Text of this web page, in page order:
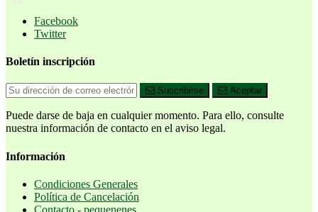
Facebook
Twitter
Boletín inscripción
Suscribirse Aceptar
Puede darse de baja en cualquier momento. Para ello, consulte
nuestra información de contacto en el aviso legal.
Información
Condiciones Generales
Política de Cancelación
Contacto - pequenenes